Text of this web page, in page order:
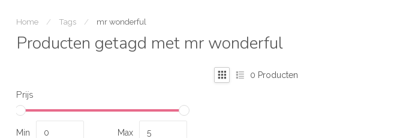
Home / Tags / mr wonderful
Producten getagd met mr wonderful
Prijs
Min Max
0 Producten